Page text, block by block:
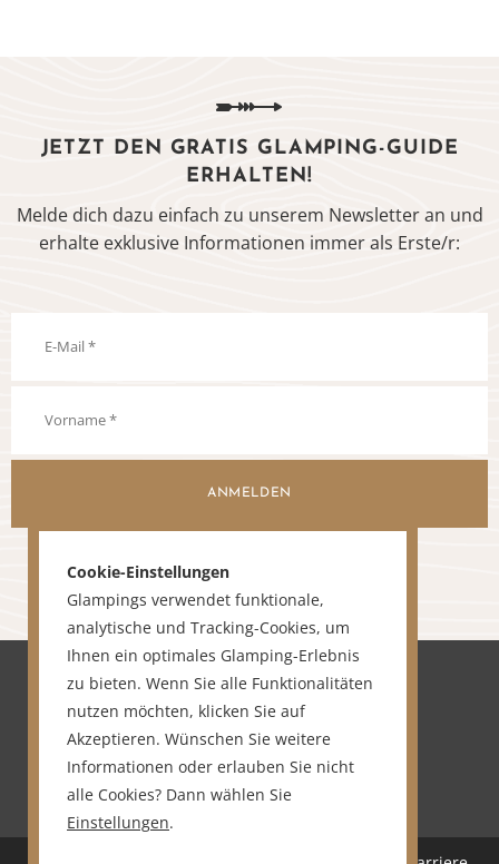
JETZT DEN GRATIS GLAMPING-GUIDE
ERHALTEN!
Melde dich dazu einfach zu unserem Newsletter an und
erhalte exklusive Informationen immer als Erste/r:
ANMELDEN
Cookie-Einstellungen
Glampings verwendet funktionale,
analytische und Tracking-Cookies, um
Ihnen ein optimales Glamping-Erlebnis
zu bieten. Wenn Sie alle Funktionalitäten
nutzen möchten, klicken Sie auf
Akzeptieren. Wünschen Sie weitere
Informationen oder erlauben Sie nicht
alle Cookies? Dann wählen Sie
Einstellungen.